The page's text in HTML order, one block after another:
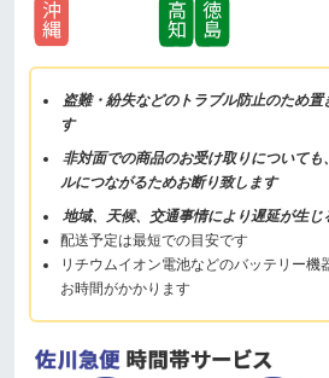
盗難・紛失などのトラブル防止のため
す
非対面での商品のお受け取りについて
ルにつながるためお断り致します
地域、天候、交通事情により遅延が生じ
配送予定は最短での目安です
リチウムイオン電池などのバッテリー機
お時間がかかります